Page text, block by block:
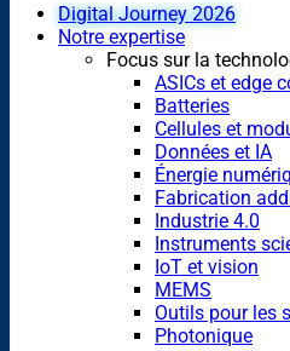
Digital Journey 2026
Notre expertise
Focus sur la
ASICs et edge
Batteries
Cellules et
Données et IA
Énergie
Fabrication
Industrie 4.0
Instruments
IoT et vision
MEMS
Outils pour les
Photonique